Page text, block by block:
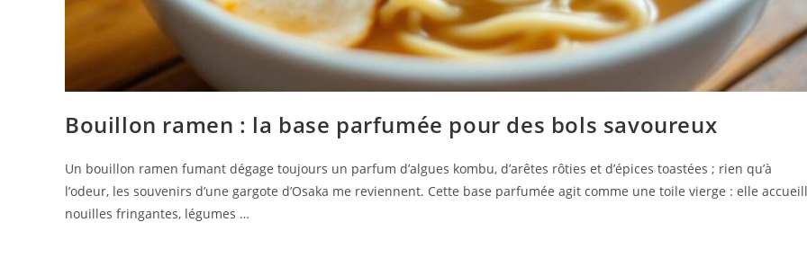
Bouillon ramen : la base parfumée pour des bols savoureux
Un bouillon ramen fumant dégage toujours un parfum d’algues kombu, d’arêtes rôties et d’épices toastées ; rien qu’à
l’odeur, les souvenirs d’une gargote d’Osaka me reviennent. Cette base parfumée agit comme une toile vierge : elle
nouilles fringantes, légumes …